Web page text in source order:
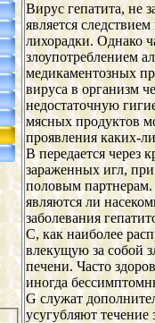
Вирус гепатита, не
является
лихорадки. Однако
злоупотреблением
медикаментозных
вируса в организм
недостаточную
мясных продуктов
проявления каких-
В передается через
зараженных игл,
половым партнерам.
являются ли
заболевания
С, как наиболее
влекущую за собой
печени. Часто
иногда
G служат
усугубляют течение